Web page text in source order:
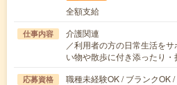
全額支給
仕事内容
介護関連
／利用者の方の日常生活を
い物や散歩に付き添ったり
応募資格
職種未経験OK / ブランクOK